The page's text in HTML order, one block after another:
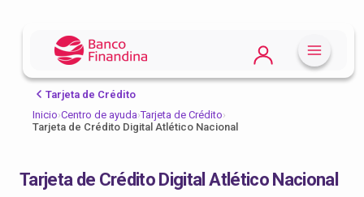
Tarjeta de Crédito
Inicio›Centro de ayuda›Tarjeta de Crédito›
Tarjeta de Crédito Digital Atlético Nacional
Tarjeta de Crédito Digital Atlético Nacional